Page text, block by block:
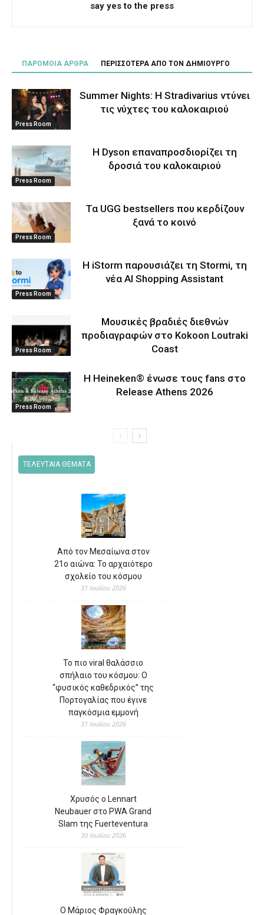
say yes to the press
ΠΑΡΟΜΟΙΑ ΑΡΘΡΑ ΠΕΡΙΣΣΟΤΕΡΑ ΑΠΟ ΤΟΝ ΔΗΜΙΟΥΡΓΟ
Press Room
Summer Nights: Η Stradivarius ντύνει
τις νύχτες του καλοκαιριού
Press Room
Η Dyson επαναπροσδιορίζει τη
δροσιά του καλοκαιριού
Press Room
Τα UGG bestsellers που κερδίζουν
ξανά το κοινό
Press Room
Η iStorm παρουσιάζει τη Stormi, τη
νέα AI Shopping Assistant
Press Room
Μουσικές βραδιές διεθνών
προδιαγραφών στο Kokoon Loutraki
Coast
Press Room
Η Heineken® ένωσε τους fans στο
Release Athens 2026
ΤΕΛΕΥΤΑΙΑ ΘΕΜΑΤΑ
Από τον Μεσαίωνα στον
21ο αιώνα: Το αρχαιότερο
σχολείο του κόσμου
31 Ιουλίου 2026
Το πιο viral θαλάσσιο
σπήλαιο του κόσμου: Ο
“φυσικός καθεδρικός” της
Πορτογαλίας που έγινε
παγκόσμια εμμονή
31 Ιουλίου 2026
Χρυσός ο Lennart
Neubauer στο PWA Grand
Slam της Fuerteventura
30 Ιουλίου 2026
Ο Μάριος Φραγκούλης